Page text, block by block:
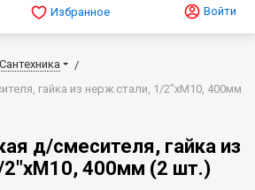
Избранное Войти
Сантехника
гайка из нерж.стали, 1/2"хМ10, 400мм
д/смесителя, гайка из
2"хМ10, 400мм (2 шт.)